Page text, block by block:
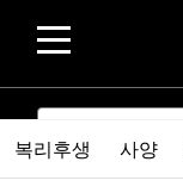
SEARCH
복리후생 사양